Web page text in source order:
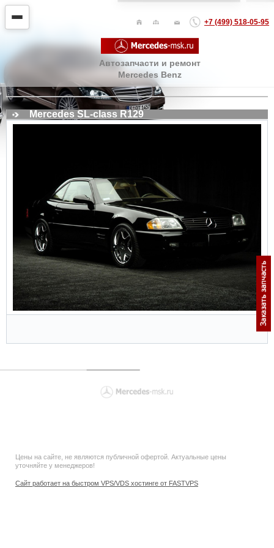
+7 (499) 518-05-95
Автозапчасти и ремонт
Mercedes Benz
Mercedes SL-class R129
Цены на сайте, не являются публичной офертой. Актуальные цены
уточняйте у менеджеров!
Сайт работает на быстром VPS/VDS хостинге от FASTVPS